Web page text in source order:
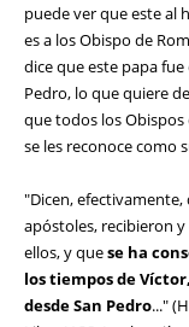
puede ver que este al
es a los Obispo de
dice que este papa
Pedro, lo que quiere
que todos los Obispos
se les reconoce como
"Dicen,
apóstoles, recibieron
ellos, y quese ha
los tiempos de
desde San Pedro..."